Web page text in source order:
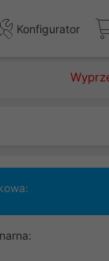
Konfigurator